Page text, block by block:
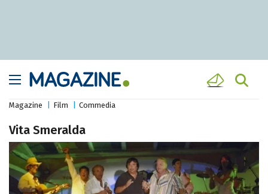
Magazine Film Commedia
Vita Smeralda